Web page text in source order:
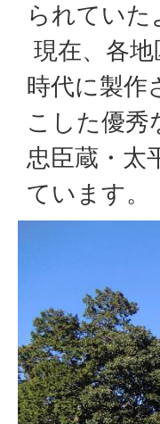
られていた
現在、各
時代に製作
こした優秀
忠臣蔵・太
ています。